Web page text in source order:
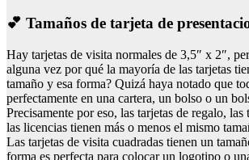
💕 Tamaños de tarjeta de
Hay tarjetas de visita normales de 3,5″ x 2″,
alguna vez por qué la mayoría de las tarjetas
tamaño y esa forma? Quizá haya notado que
perfectamente en una cartera, un bolso o un
Precisamente por eso, las tarjetas de regalo,
las licencias tienen más o menos el mismo
Las tarjetas de visita cuadradas tienen un
forma es perfecta para colocar un logotipo o